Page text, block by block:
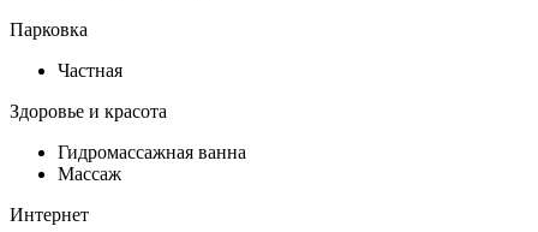
Парковка
Частная
Здоровье и красота
Гидромассажная ванна
Массаж
Интернет